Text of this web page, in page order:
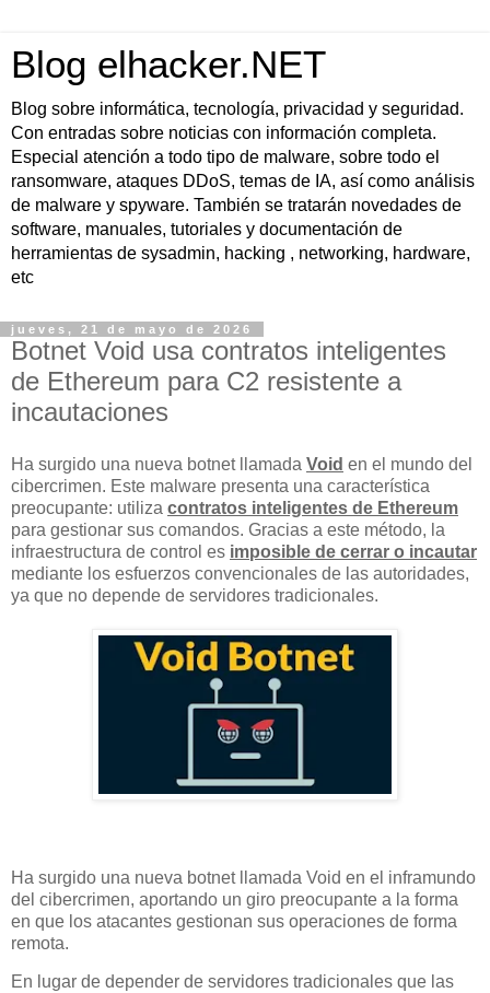
Blog elhacker.NET
Blog sobre informática, tecnología, privacidad y seguridad.
Con entradas sobre noticias con información completa.
Especial atención a todo tipo de malware, sobre todo el
ransomware, ataques DDoS, temas de IA, así como análisis
de malware y spyware. También se tratarán novedades de
software, manuales, tutoriales y documentación de
herramientas de sysadmin, hacking , networking, hardware,
etc
jueves, 21 de mayo de 2026
Botnet Void usa contratos inteligentes
de Ethereum para C2 resistente a
incautaciones
Ha surgido una nueva botnet llamada Void en el mundo del
cibercrimen. Este malware presenta una característica
preocupante: utiliza contratos inteligentes de Ethereum
para gestionar sus comandos. Gracias a este método, la
infraestructura de control es imposible de cerrar o incautar
mediante los esfuerzos convencionales de las autoridades,
ya que no depende de servidores tradicionales.
Ha surgido una nueva botnet llamada Void en el inframundo
del cibercrimen, aportando un giro preocupante a la forma
en que los atacantes gestionan sus operaciones de forma
remota.
En lugar de depender de servidores tradicionales que las